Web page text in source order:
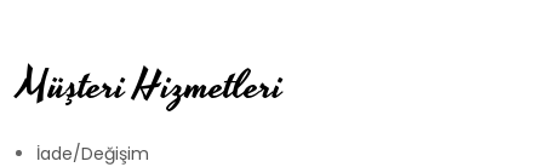
Müşteri Hizmetleri
İade/Değişim